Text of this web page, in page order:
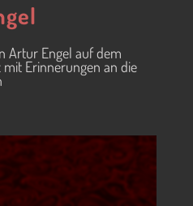
Artur Engel auf dem
mit Erinnerungen an die